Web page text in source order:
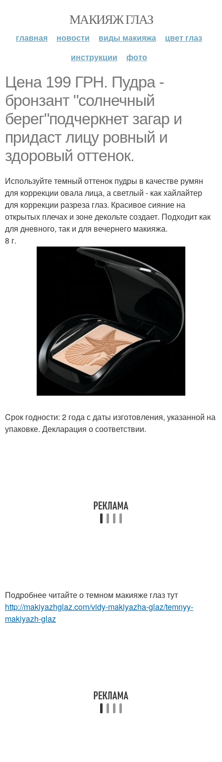
МАКИЯЖ ГЛАЗ
главная новости виды макияжа
цвет глаз
инструкции
фото
Цена 199 ГРН. Пудра -
бронзант "солнечный
берег"подчеркнет загар и
придаст лицу ровный и
здоровый оттенок.
Используйте темный оттенок пудры в качестве румян
для коррекции овала лица, а светлый - как хайлайтер
для коррекции разреза глаз. Красивое сияние на
открытых плечах и зоне декольте создает. Подходит как
для дневного, так и для вечернего макияжа.
8 г.
Cрок годности: 2 года с даты изготовления, указанной на
упаковке. Декларация о соответствии.
Подробнее читайте о темном макияже глаз тут
http://makiyazhglaz.com/vidy-makiyazha-glaz/temnyy-
makiyazh-glaz